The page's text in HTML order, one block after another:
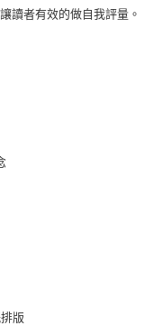
讀者有效的做自我評量。
版